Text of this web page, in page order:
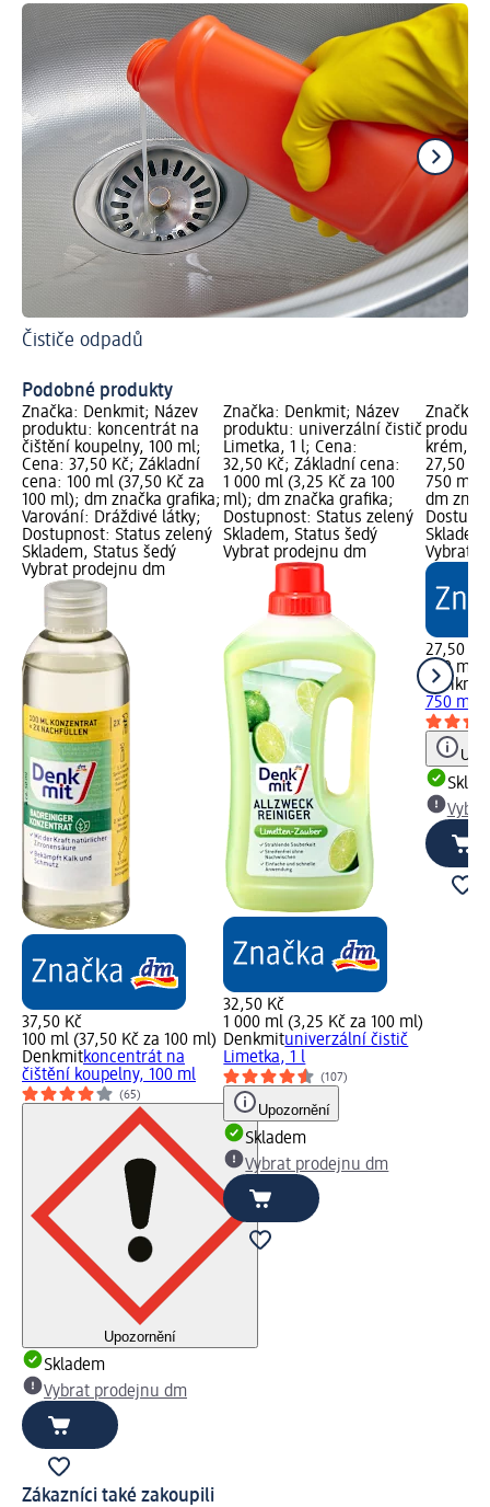
Čističe odpadů
Podobné produkty
Značka: Denkmit; Název
produktu: koncentrát na
čištění koupelny, 100 ml;
Cena: 37,50 Kč; Základní
cena: 100 ml (37,50 Kč za
100 ml); dm značka grafika;
Varování: Dráždivé látky;
Dostupnost: Status zelený
Skladem, Status šedý
Vybrat prodejnu dm
37,50 Kč
100 ml (37,50 Kč za 100 ml)
Denkmitkoncentrát na
čištění koupelny, 100 ml
(65)
Upozornění
Skladem
Vybrat prodejnu dm
Značka: Denkmit; Název
produktu: univerzální čistič
Limetka, 1 l; Cena:
32,50 Kč; Základní cena:
1 000 ml (3,25 Kč za 100
ml); dm značka grafika;
Dostupnost: Status zelený
Skladem, Status šedý
Vybrat prodejnu dm
32,50 Kč
1 000 ml (3,25 Kč za 100 ml)
Denkmituniverzální čistič
Limetka, 1 l
(107)
Upozornění
Skladem
Vybrat prodejnu dm
Značka:
krém,
27,50
750 ml
dm
Vybrat
27,50 Kč
750 ml
Denkmit
750 ml
Zákazníci také zakoupili